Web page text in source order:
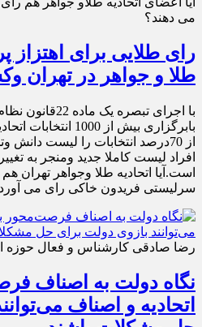
می دهند؟
رای طلایی برای اهتزاز
طلا و جواهر در تهران
با اجرای تبصره
بابرگزاری بیش از
از 70درصد انتخابات را لیست
افراد لیست کاملا جدید ومنجر به
است.آیا اتحادیه طلا وجواهر تهران
سرلیستی فریدون خاکی رای می
رضا صادقی کارشناس و فعال حوزه
نگاه دولت به اصناف
اتحادیه و اصناف